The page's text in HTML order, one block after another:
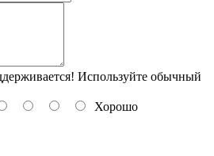
Используйте обычный
Хорошо